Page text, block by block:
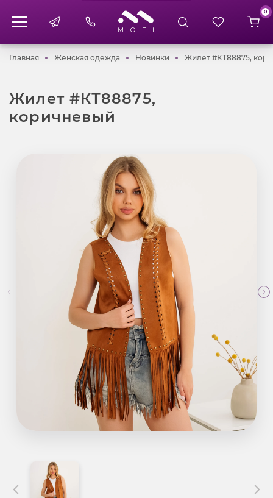
0
ГлавнаяГлавнаяЖенская одежда Женская одежда
НовинкиНовинкиЖилет #КТ88875,
Жилет #КТ88875,
коричневый